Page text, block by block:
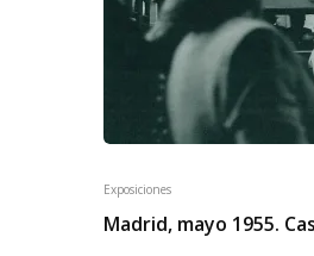
Exposiciones
Madrid, mayo 1955.